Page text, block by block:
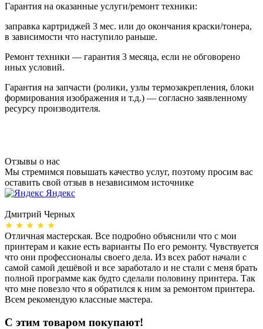
Гарантия на оказанные услуги/ремонт техники:
заправка картриджей 3 мес. или до окончания краски/тонера,
в зависимости что наступило раньше.
Ремонт техники — гарантия 3 месяца, если не обговорено
иных условий.
Гарантия на запчасти (ролики, узлы термозакрепления, блоки
формирования изображения и т.д.) — согласно заявленному
ресурсу производителя.
Отзывы о нас
Мы стремимся повышать качество услуг, поэтому просим вас
оставить свой отзыв в независимом источнике
Яндекс
Дмитрий Черных
★ ★ ★ ★ ★
Отличная мастерская. Все подробно объяснили что с мои
принтерам и какие есть варианты По его ремонту. Чувствуется
что они профессионалы своего дела. Из всех работ начали с
самой самой дешёвой и все заработало и не стали с меня брать
полной программе как будто сделали половину принтера. Так
что мне повезло что я обратился к ним за ремонтом принтера.
Всем рекомендую классные мастера.
С этим товаром покупают!